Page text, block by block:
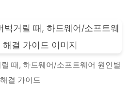
때, 하드웨어/소프트웨어 원인별
해결 가이드